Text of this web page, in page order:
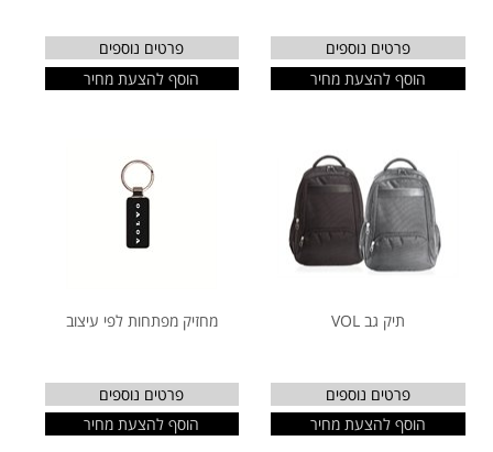
פרטים נוספים
הוסף להצעת מחיר
פרטים נוספים
הוסף להצעת מחיר
תיק גב VOL
פרטים נוספים
הוסף להצעת מחיר
מחזיק מפתחות לפי עיצוב
פרטים נוספים
הוסף להצעת מחיר